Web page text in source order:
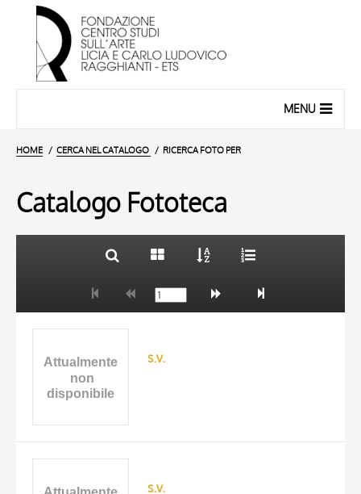
MENU
HOME CERCA NEL CATALOGO RICERCA FOTO PER
Catalogo Fototeca
AUTORE
s.v.
s.v.